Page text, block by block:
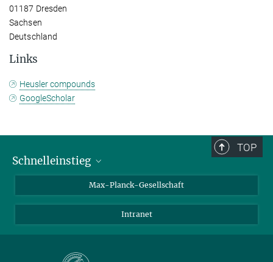
01187 Dresden
Sachsen
Deutschland
Links
Heusler compounds
GoogleScholar
TOP
Schnelleinstieg
Ansprechpartner*innen
Presse- und Öffentlichkeitsarbeit
Max-Planck-Gesellschaft
Intranet